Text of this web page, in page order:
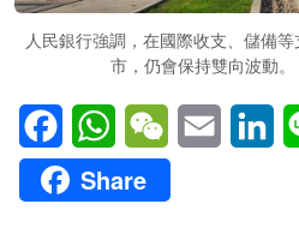
人民銀行強調，在國際收支、儲備
市，仍會保持雙向波動。
FacebookWhatsAppWeChatEmail
Share